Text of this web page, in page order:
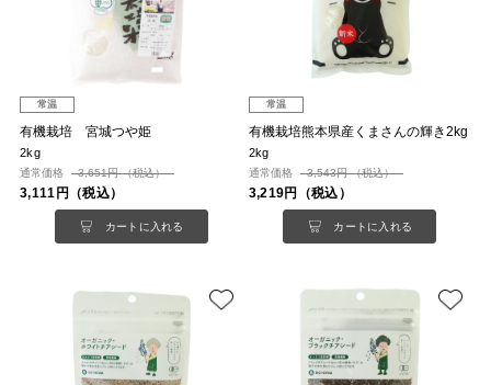
常温
有機栽培 宮城つや姫
2kg
通常価格 3,651円 （税込）
3,111円（税込）
カートに入れる
常温
有機栽培熊本県産くまさんの輝き2kg
2kg
通常価格 3,543円 （税込）
3,219円（税込）
カートに入れる